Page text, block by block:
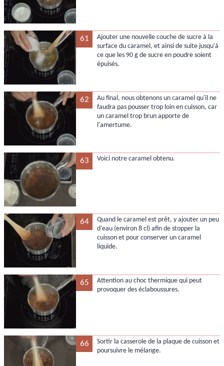
61
Ajouter une nouvelle couche de sucre à la
surface du caramel, et ainsi de suite jusqu'à
ce que les 90 g de sucre en poudre soient
épuisés.
62
Au final, nous obtenons un caramel qu'il ne
faudra pas pousser trop loin en cuisson, car
un caramel trop brun apporte de
l'amertume.
63 Voici notre caramel obtenu.
64
Quand le caramel est prêt, y ajouter un peu
d'eau (environ 8 cl) afin de stopper la
cuisson et pour conserver un caramel
liquide.
65
Attention au choc thermique qui peut
provoquer des éclaboussures.
66
Sortir la casserole de la plaque de cuisson et
poursuivre le mélange.